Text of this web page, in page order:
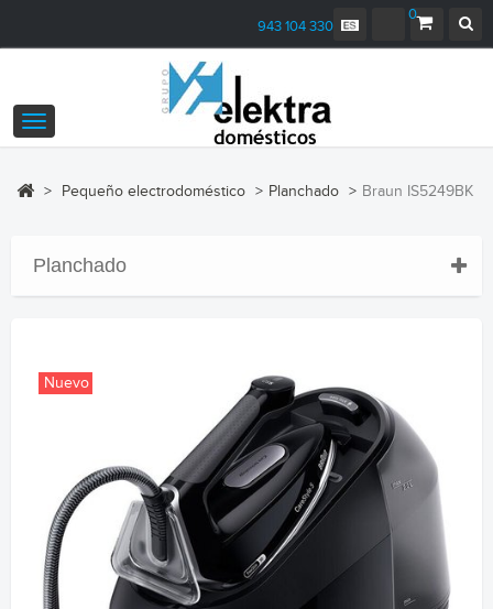
0
943 104 330
Navegación
Toggle
> Pequeño electrodoméstico > Planchado > Braun IS5249BK
Planchado
Nuevo